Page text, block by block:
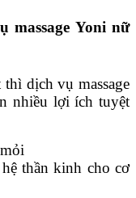
massage Yoni nữ
dịch vụ massage
nhiều lợi ích tuyệt
thần kinh cho cơ